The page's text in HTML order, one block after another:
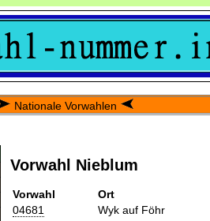
Nationale Vorwahlen
Vorwahl Nieblum
Vorwahl
Ort
04681
Wyk auf Föhr